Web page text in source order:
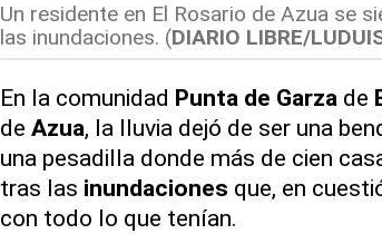
Un residente en El Rosario de Azua se
las inundaciones. (DIARIO LIBRE/
En la comunidad Punta de Garzade
de Azua, la lluvia dejó de ser una
una pesadilla donde más de cien
tras las inundaciones que, en
con todo lo que tenían.